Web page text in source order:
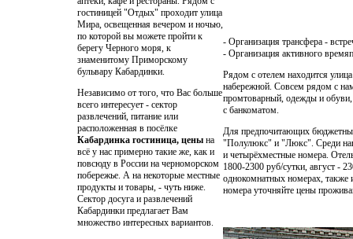
гостиницей "Отдых" проходит улица
Мира, освещенная вечером и ночью,
по которой вы можете пройти к
берегу Черного моря, к
знаменитому Приморскому
бульвару Кабардинки.
Независимо от того, что Вас больше
всего интересует - сектор
развлечений, питание или
расположенная в посёлке
Кабардинка гостиница, ценына
всё у нас примерно такие же, как и
повсюду в России на черноморском
побережье. А на некоторые местные
продукты и товары, - чуть ниже.
Сектор досуга и развлечений
Кабардинки предлагает Вам
множество интересных вариантов.
- Организация трансфера -
- Организация активного
Рядом с отелем находится
набережной. Совсем рядом с
промтоварный, одежды и обуви,
с банкоматом.
Для предпочитающих
"Полулюкс" и "Люкс". Среди
и четырёхместные номера.
1800-2300 руб/сутки, август -
однокомнатных номерах, также
номера уточняйте цены